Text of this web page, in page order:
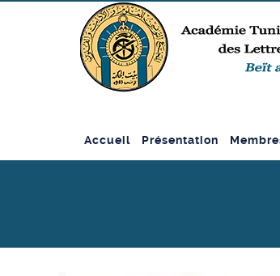
Accueil Présentation